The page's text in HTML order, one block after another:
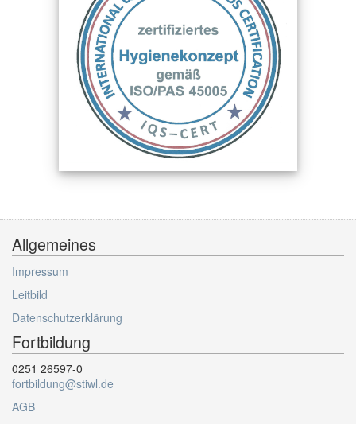
Allgemeines
Impressum
Leitbild
Datenschutzerklärung
Fortbildung
0251 26597-0
fortbildung@stiwl.de
AGB